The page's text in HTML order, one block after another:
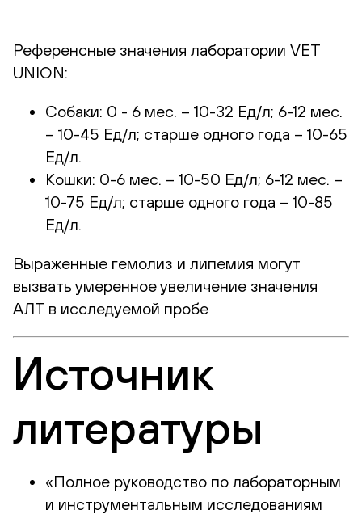
Референсные значения лаборатории VET
UNION:
Собаки: 0 - 6 мес. – 10-32 Ед/л; 6-12 мес.
– 10-45 Ед/л; старше одного года – 10-65
Ед/л.
Кошки: 0-6 мес. – 10-50 Ед/л; 6-12 мес. –
10-75 Ед/л; старше одного года – 10-85
Ед/л.
Выраженные гемолиз и липемия могут
вызвать умеренное увеличение значения
АЛТ в исследуемой пробе
Источник
литературы
«Полное руководство по лабораторным
и инструментальным исследованиям